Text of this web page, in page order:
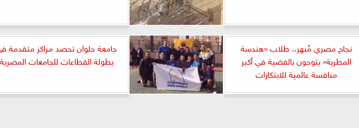
نجاح مصري مُبهر.. طلاب «هندسة
المطرية» يتوجون بالفضية في أكبر
منافسة عالمية للابتكارات
جامعة حلوان تحصد مراكز متقدمة
بطولة القطاعات للجامعات المصرية